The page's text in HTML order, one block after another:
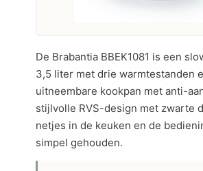
De Brabantia BBEK1081 is een
3,5 liter met drie warmtestanden
uitneembare kookpan met anti-
stijlvolle RVS-design met zwarte
netjes in de keuken en de
simpel gehouden.